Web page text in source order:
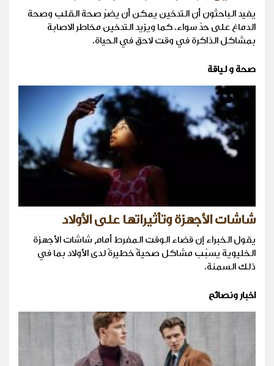
يفيد الباحثون أن التدخين يمكن أن يضرّ صحة القلب وصحة
الدماغ على حدّ سواء. كما ويزيد التدخين مخاطر الاصابة
بمشاكل الذاكرة في وقت لاحق في الحياة.
صحة و لياقة
شاشات الأجهزة وتأثيراتها على الأولاد
يقول الخبراء إن قضاء الوقت المفرط أمام شاشات الأجهزة
الخليوية يسبّب مشاكل صحيةً خطيرةً لدى الأولاد بما في
ذلك السمنة.
اخبار ونصائح